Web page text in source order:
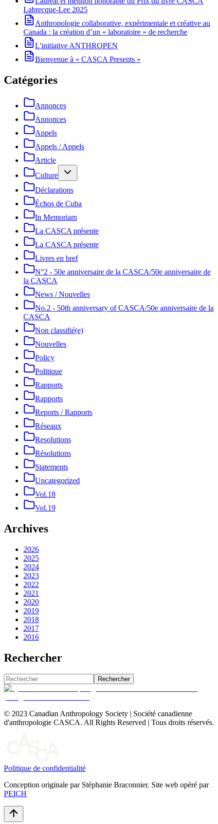
Labrecque-Lee 2025
Anthropologie collaborative, expérimentale et créative au
Canada : la création d’un « laboratoire » de recherche
L'initiative ANTHROPEN
Bienvenue à « CASCA Presents »
Catégories
Annonces
Annonces
Appels
Appels / Appels
Article
Culture
Déclarations
Échos de Cuba
In Memoriam
La CASCA présente
La CASCA présente
Livres en bref
N°2 - 50e anniversaire de la CASCA/50e anniversaire de
la CASCA
News / Nouvelles
No.2 - 50th anniversary of CASCA/50e anniversaire de la
CASCA
Non classifié(e)
Nouvelles
Policy
Politique
Rapports
Rapports
Reports / Rapports
Réseaux
Resolutions
Résolutions
Statements
Uncategorized
Vol.18
Vol.19
Archives
2026
2025
2024
2023
2022
2021
2020
2019
2018
2017
2016
Rechercher
Rechercher
© 2023 Canadian Anthropology Society | Société canadienne
d'anthropologie CASCA. All Rights Reserved | Tous droits réservés.
Politique de confidentialité
Conception originale par Stéphanie Braconnier. Site web opéré par
PEICH